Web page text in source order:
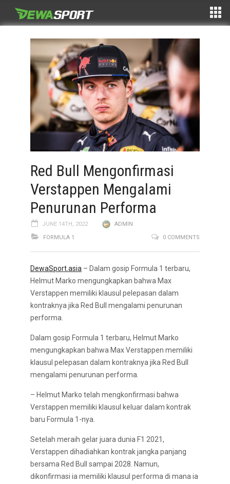
Red Bull Mengonfirmasi
Verstappen Mengalami
Penurunan Performa
JUNE 14TH, 2022
ADMIN
FORMULA 1
0 COMMENTS
DewaSport.asia – Dalam gosip Formula 1 terbaru,
Helmut Marko mengungkapkan bahwa Max
Verstappen memiliki klausul pelepasan dalam
kontraknya jika Red Bull mengalami penurunan
performa.
Dalam gosip Formula 1 terbaru, Helmut Marko
mengungkapkan bahwa Max Verstappen memiliki
klausul pelepasan dalam kontraknya jika Red Bull
mengalami penurunan performa.
– Helmut Marko telah mengkonfirmasi bahwa
Verstappen memiliki klausul keluar dalam kontrak
baru Formula 1-nya.
Setelah meraih gelar juara dunia F1 2021,
Verstappen dihadiahkan kontrak jangka panjang
bersama Red Bull sampai 2028. Namun,
dikonfirmasi ia memiliki klausul performa di mana ia